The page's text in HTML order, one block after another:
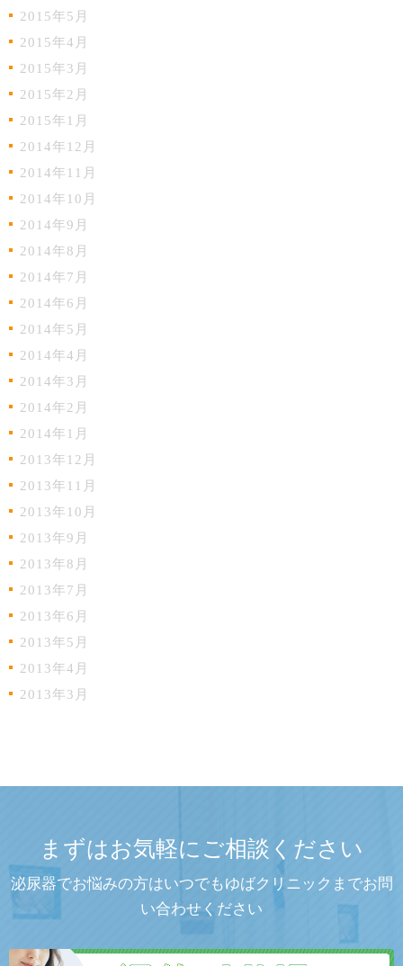
2015年5月
2015年4月
2015年3月
2015年2月
2015年1月
2014年12月
2014年11月
2014年10月
2014年9月
2014年8月
2014年7月
2014年6月
2014年5月
2014年4月
2014年3月
2014年2月
2014年1月
2013年12月
2013年11月
2013年10月
2013年9月
2013年8月
2013年7月
2013年6月
2013年5月
2013年4月
2013年3月
まずはお気軽にご相談ください
泌尿器でお悩みの方はいつでもゆばクリニックまでお問
い合わせください